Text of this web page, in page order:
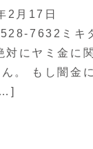
2月17日
7632ミキ
対にヤミ金に
。 もし闇金